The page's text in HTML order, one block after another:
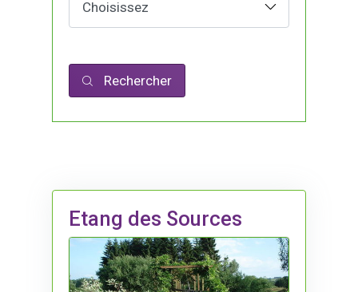
Rechercher
Etang des Sources